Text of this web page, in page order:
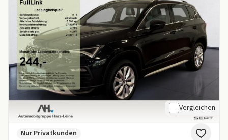
Vergleichen
Nur Privatkunden